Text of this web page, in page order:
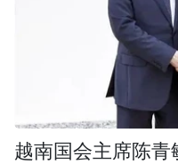
越南国会主席陈